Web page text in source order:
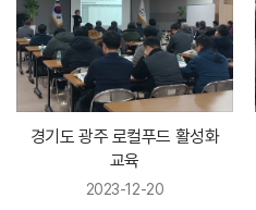
경기도 광주 로컬푸드 활성화
교육
2023-12-20